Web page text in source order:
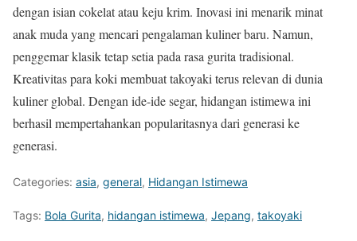
dengan isian cokelat atau keju krim. Inovasi ini menarik minat
anak muda yang mencari pengalaman kuliner baru. Namun,
penggemar klasik tetap setia pada rasa gurita tradisional.
Kreativitas para koki membuat takoyaki terus relevan di dunia
kuliner global. Dengan ide-ide segar, hidangan istimewa ini
berhasil mempertahankan popularitasnya dari generasi ke
generasi.
Categories: asia, general, Hidangan Istimewa
Tags: Bola Gurita, hidangan istimewa, Jepang, takoyaki